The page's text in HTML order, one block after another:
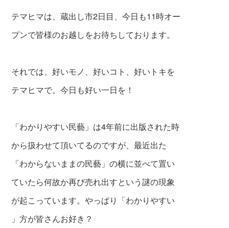
テマヒマは、蔵出し市2日目、今日も11時オー
プンで皆様のお越しをお待ちしております。
それでは、好いモノ、好いコト、好いトキを
テマヒマで。今日も好い一日を！
「わかりやすい民藝」は4年前に出版された時
から扱わせて頂いてるのですが、最近出た
「わからないままの民藝」の横に並べて置い
ていたら何故か再び売れ出すという謎の現象
が起こっています。やっぱり「わかりやすい
」方が皆さんお好き？